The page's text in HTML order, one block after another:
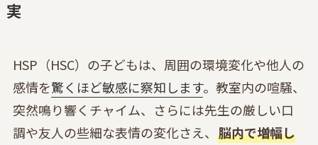
実
HSP（HSC）の子どもは、周囲の環境変化や他人の
感情を驚くほど敏感に察知します。教室内の喧騒、
突然鳴り響くチャイム、さらには先生の厳しい口
調や友人の些細な表情の変化さえ、 脳内で増幅し